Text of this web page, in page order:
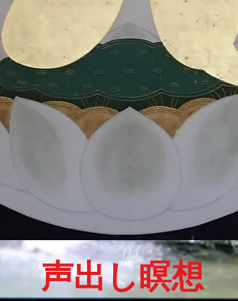
​04
声出し瞑想